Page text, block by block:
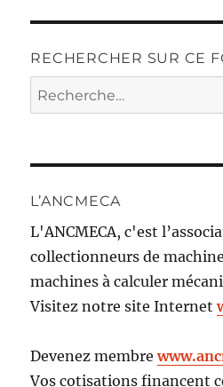
RECHERCHER SUR CE
Recherche
pour :
L’ANCMECA
L'ANCMECA, c'est
collectionneurs de
machines à calculer
Visitez notre site Internet
Devenez membre
Vos cotisations financent